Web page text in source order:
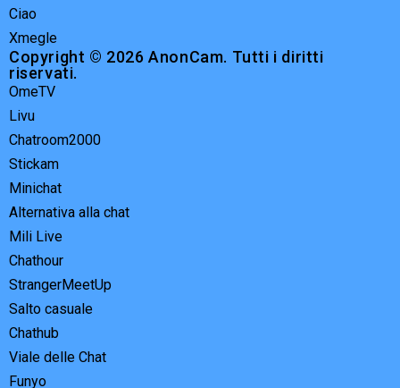
Ciao
Xmegle
Copyright © 2026 AnonCam. Tutti i diritti
riservati.
OmeTV
Livu
Chatroom2000
Stickam
Minichat
Alternativa alla chat
Mili Live
Chathour
StrangerMeetUp
Salto casuale
Chathub
Viale delle Chat
Funyo